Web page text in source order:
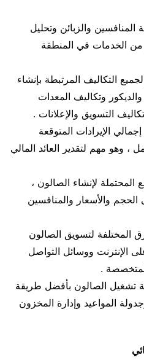
والزبائن وتحليل
من الخدمات في المنطقة
التكاليف المرتبطة بإنشاء
وتكاليف المعدات
التسويق والإعلانات .
الإيرادات المتوقعة
، وهو مهم لتقدير العائد المالي
لإنشاء الصالون ،
الحجم والأسعار والمنافسين
المختلفة لتسويق الصالون
الإنترنت ووسائل التواصل
.
تشغيل الصالون بأفضل طريقة
المواعيد وإدارة المخزون